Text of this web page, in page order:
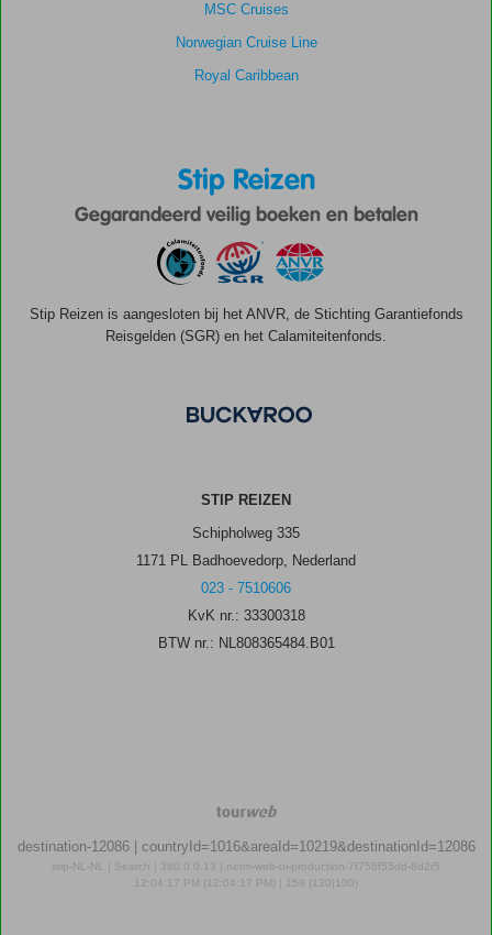
MSC Cruises
Norwegian Cruise Line
Royal Caribbean
Stip Reizen
Gegarandeerd veilig boeken en betalen
Stip Reizen is aangesloten bij het ANVR, de Stichting Garantiefonds
Reisgelden (SGR) en het Calamiteitenfonds.
STIP REIZEN
Schipholweg 335
1171 PL Badhoevedorp, Nederland
023 - 7510606
KvK nr.: 33300318
BTW nr.: NL808365484.B01
TourWeb
©
destination-12086 | countryId=1016&areaId=10219&destinationId=12086
stip-NL-NL | Search | 380.0.0.13 | netm-web-ui-production-7f756f55dd-8d2r5
12:04:17 PM (12:04:17 PM) | 159 (130|100)